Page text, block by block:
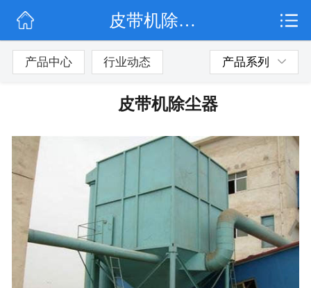
公司简介
联系我们
皮带机除尘器
产品中心 行业动态 产品系列
皮带机除尘器